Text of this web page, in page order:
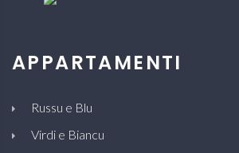
APPARTAMENTI
Russu e Blu
Virdi e Biancu